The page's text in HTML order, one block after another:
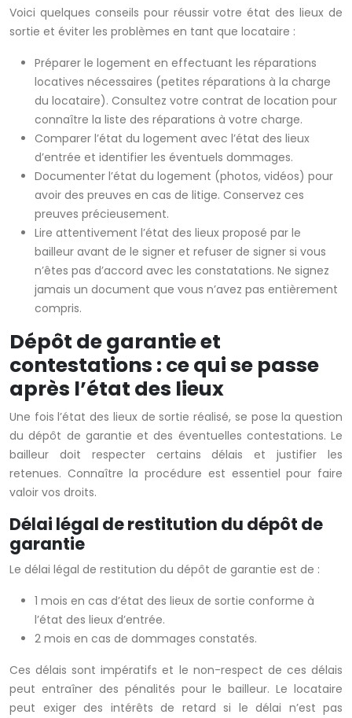
Voici quelques conseils pour réussir votre état des lieux de
sortie et éviter les problèmes en tant que locataire :
Préparer le logement en effectuant les réparations
locatives nécessaires (petites réparations à la charge
du locataire). Consultez votre contrat de location pour
connaître la liste des réparations à votre charge.
Comparer l’état du logement avec l’état des lieux
d’entrée et identifier les éventuels dommages.
Documenter l’état du logement (photos, vidéos) pour
avoir des preuves en cas de litige. Conservez ces
preuves précieusement.
Lire attentivement l’état des lieux proposé par le
bailleur avant de le signer et refuser de signer si vous
n’êtes pas d’accord avec les constatations. Ne signez
jamais un document que vous n’avez pas entièrement
compris.
Dépôt de garantie et
contestations : ce qui se passe
après l’état des lieux
Une fois l’état des lieux de sortie réalisé, se pose la question
du dépôt de garantie et des éventuelles contestations. Le
bailleur doit respecter certains délais et justifier les
retenues. Connaître la procédure est essentiel pour faire
valoir vos droits.
Délai légal de restitution du dépôt de
garantie
Le délai légal de restitution du dépôt de garantie est de :
1 mois en cas d’état des lieux de sortie conforme à
l’état des lieux d’entrée.
2 mois en cas de dommages constatés.
Ces délais sont impératifs et le non-respect de ces délais
peut entraîner des pénalités pour le bailleur. Le locataire
peut exiger des intérêts de retard si le délai n’est pas